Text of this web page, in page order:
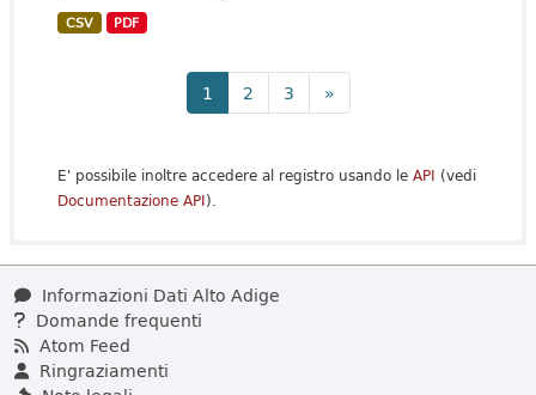
CSV PDF
1 2 3 »
E' possibile inoltre accedere al registro usando le API (vedi
Documentazione API).
Informazioni Dati Alto Adige
Domande frequenti
Atom Feed
Ringraziamenti